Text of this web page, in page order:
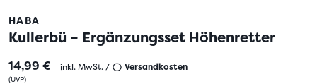
HABA
Kullerbü – Ergänzungsset Höhenretter
14,99 € inkl. MwSt. / Versandkosten
(UVP)